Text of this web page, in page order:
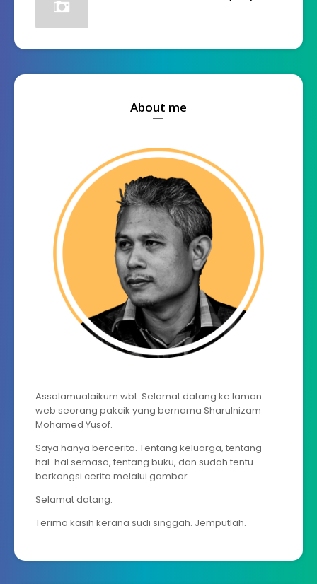
About me
Assalamualaikum wbt. Selamat datang ke laman
web seorang pakcik yang bernama Sharulnizam
Mohamed Yusof.
Saya hanya bercerita. Tentang keluarga, tentang
hal-hal semasa, tentang buku, dan sudah tentu
berkongsi cerita melalui gambar.
Selamat datang.
Terima kasih kerana sudi singgah. Jemputlah.